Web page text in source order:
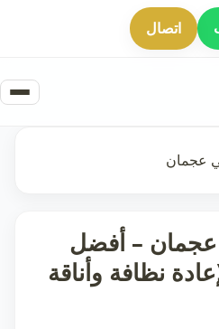
اتصال
عجمان
– أفضل
نظافة وأناقة